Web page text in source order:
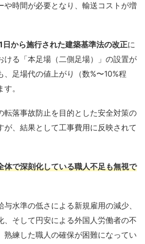
や時間が必要となり、輸送コストが増
から施行された建築基準法の改正に
ける「本足場（二側足場）」の設置が
、足場代の値上がり（数%〜10%程
。
転落事故防止を目的とした安全対策の
が、結果として工事費用に反映されて
体で深刻化している職人不足も無視で
水準の低さによる新規雇用の減少、
、そして円安による外国人労働者の不
熟練した職人の確保が困難になってい